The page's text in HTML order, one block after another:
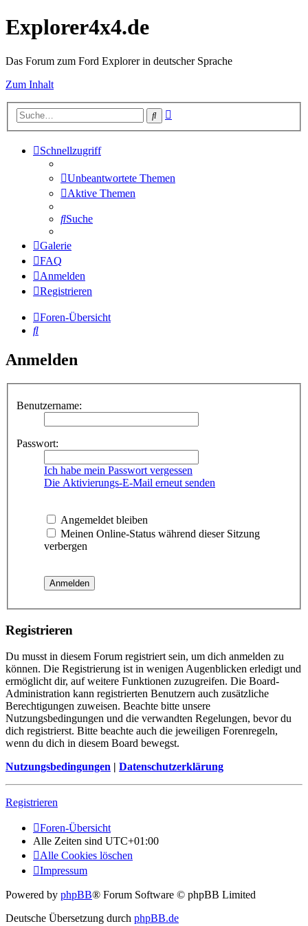
Explorer4x4.de
Das Forum zum Ford Explorer in deutscher Sprache
Zum Inhalt
Suche
Schnellzugriff
Unbeantwortete Themen
Aktive Themen
Suche
Galerie
FAQ
Anmelden
Registrieren
Foren-Übersicht
Suche
Anmelden
Benutzername:
Passwort:
Ich habe mein Passwort vergessen
Die Aktivierungs-E-Mail erneut senden
Angemeldet bleiben
Meinen Online-Status während dieser Sitzung
verbergen
Registrieren
Du musst in diesem Forum registriert sein, um dich anmelden zu
können. Die Registrierung ist in wenigen Augenblicken erledigt und
ermöglicht dir, auf weitere Funktionen zuzugreifen. Die Board-
Administration kann registrierten Benutzern auch zusätzliche
Berechtigungen zuweisen. Beachte bitte unsere
Nutzungsbedingungen und die verwandten Regelungen, bevor du
dich registrierst. Bitte beachte auch die jeweiligen Forenregeln,
wenn du dich in diesem Board bewegst.
Nutzungsbedingungen | Datenschutzerklärung
Registrieren
Foren-Übersicht
Alle Zeiten sind UTC+01:00
Alle Cookies löschen
Impressum
Powered by phpBB® Forum Software © phpBB Limited
Deutsche Übersetzung durch phpBB.de